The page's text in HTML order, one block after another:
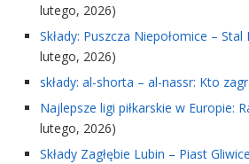
lutego, 2026)
Składy: Puszcza Niepołomice –
lutego, 2026)
składy: al-shorta – al-nassr: Kto
Najlepsze ligi piłkarskie w Europie:
lutego, 2026)
Składy Zagłębie Lubin – Piast